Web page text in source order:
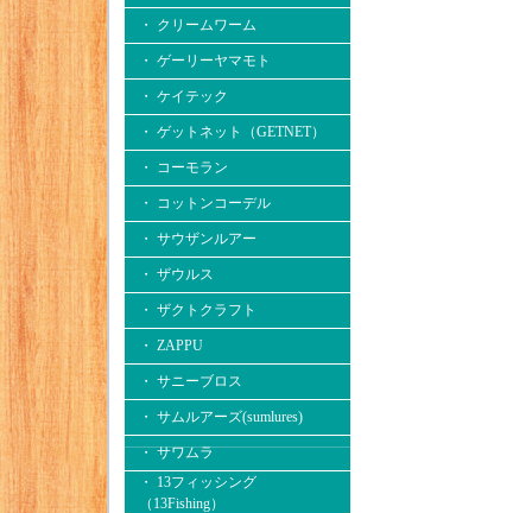
・ クリームワーム
・ ゲーリーヤマモト
・ ケイテック
・ ゲットネット（GETNET）
・ コーモラン
・ コットンコーデル
・ サウザンルアー
・ ザウルス
・ ザクトクラフト
・ ZAPPU
・ サニーブロス
・ サムルアーズ(sumlures)
・ サワムラ
・ 13フィッシング
（13Fishing）